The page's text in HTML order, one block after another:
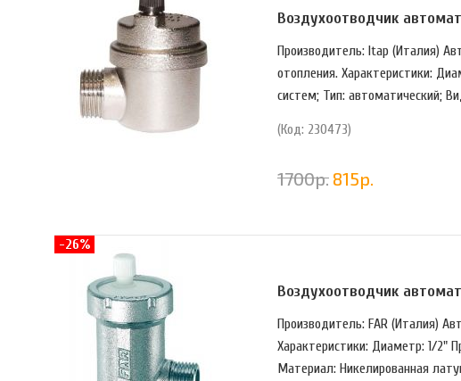
Воздухоотводчик
Производитель: Itap (Италия)
отопления. Характеристики:
систем; Тип: автоматический;
(Код: 230473)
1700р. 815р.
Воздухоотводчик
Производитель: FAR (Италия)
Характеристики: Диаметр: 1/2"
Материал: Никелированная
-26%